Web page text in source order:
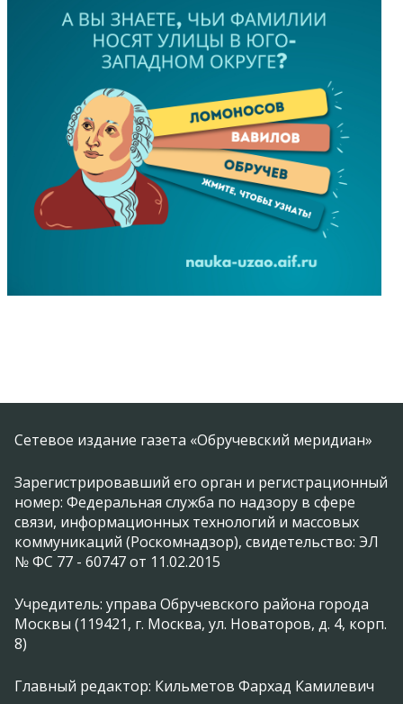
Сетевое издание газета «Обручевский меридиан»
Зарегистрировавший его орган и регистрационный
номер: Федеральная служба по надзору в сфере
связи, информационных технологий и массовых
коммуникаций (Роскомнадзор), свидетельство: ЭЛ
№ ФС 77 - 60747 от 11.02.2015
Учредитель: управа Обручевского района города
Москвы (119421, г. Москва, ул. Новаторов, д. 4, корп.
8)
Главный редактор: Кильметов Фархад Камилевич